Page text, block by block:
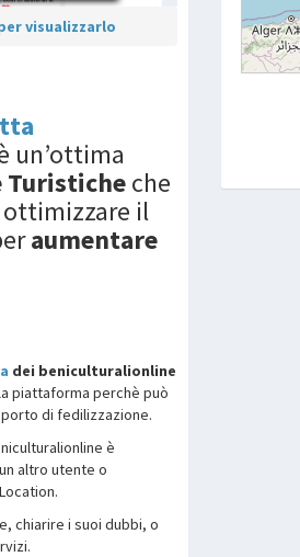
visualizzarlo
un’ottima
che
il
aumentare
dei beniculturalionline
piattaforma perchè può
di fedilizzazione.
è
altro utente o
chiarire i suoi dubbi, o